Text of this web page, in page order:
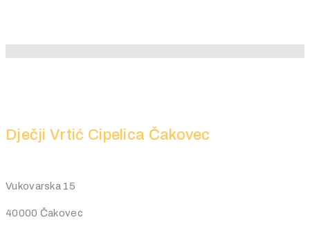
Dječji Vrtić Cipelica Čakovec
Vukovarska 15
40000 Čakovec